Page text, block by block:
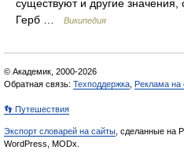
существуют и другие значения,
Герб …
Википедия
© Академик, 2000-2026
Обратная связь: Техподдержка Реклама на
👣 Путешествия
Экспорт словарей на сайты , сделанные на
WordPress, MODx.